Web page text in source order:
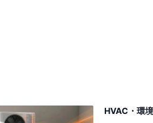
HVAC・環